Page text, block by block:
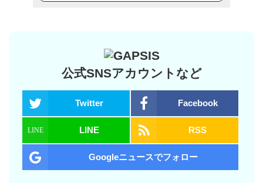
公式SNSアカウントなど
Twitter Facebook
LINE RSS
Googleニュースでフォロー